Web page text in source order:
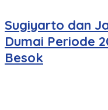
Sugiyarto dan
Dumai Periode
Besok